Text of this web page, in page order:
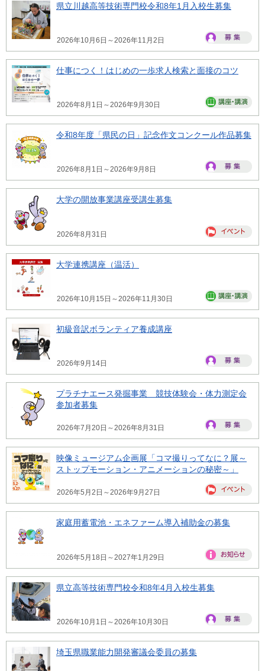
県立川越高等技術専門校令和8年1月入校生募集
2026年10月6日～2026年11月2日
仕事につく！はじめの一歩求人検索と面接のコツ
2026年8月1日～2026年9月30日
令和8年度「県民の日」記念作文コンクール作品募集
2026年8月1日～2026年9月8日
大学の開放事業講座受講生募集
2026年8月31日
大学連携講座（温活）
2026年10月15日～2026年11月30日
初級音訳ボランティア養成講座
2026年9月14日
プラチナエース発掘事業 競技体験会・体力測定会
参加者募集
2026年7月20日～2026年8月31日
映像ミュージアム企画展「コマ撮りってなに？展～
ストップモーション・アニメーションの秘密～」
2026年5月2日～2026年9月27日
家庭用蓄電池・エネファーム導入補助金の募集
2026年5月18日～2027年1月29日
県立高等技術専門校令和8年4月入校生募集
2026年10月1日～2026年10月30日
埼玉県職業能力開発審議会委員の募集